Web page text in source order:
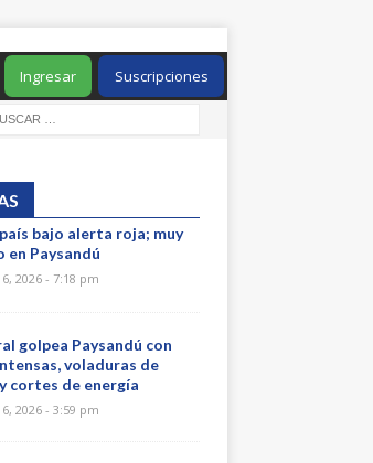
Suscripciones
Ingresar
bajo alerta roja; muy
en Paysandú
2026 - 7:18 pm
golpea Paysandú con
voladuras de
cortes de energía
2026 - 3:59 pm